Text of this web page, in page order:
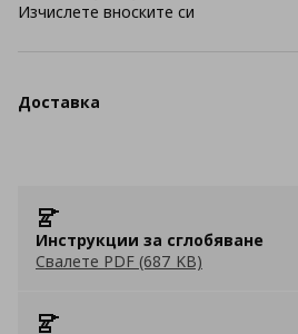
Изчислете вноските си
Доставка
Инструкции за сглобяване
Свалете PDF (687 KB)